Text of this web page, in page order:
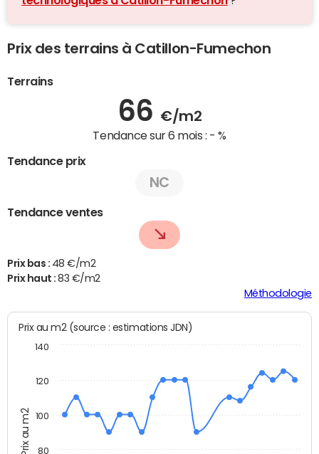
Prix des terrains à Catillon-Fumechon
Terrains
66 €/m2
Tendance sur 6 mois : - %
Tendance prix
NC
Tendance ventes
Prix bas : 48 €/m2
Prix haut :83 €/m2
Méthodologie
Prix au m2
Prix au m2 (source : estimations JDN)
80
100
120
140